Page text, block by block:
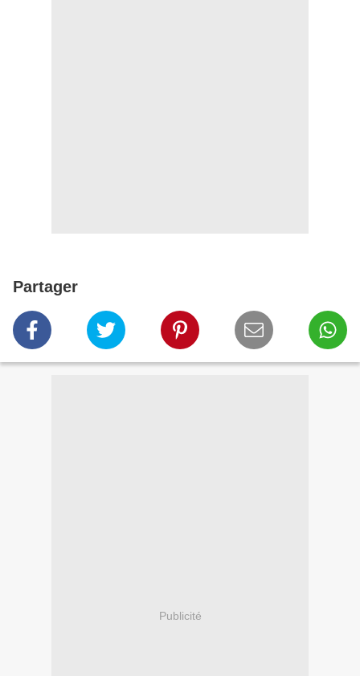
Partager
Publicité